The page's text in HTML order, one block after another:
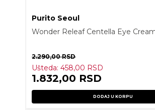
Purito Seoul
Wonder Releaf Centella Eye
2.290,00RSD
Ušteda:458,00 RSD
1.832,00 RSD
DODAJ U KORPU